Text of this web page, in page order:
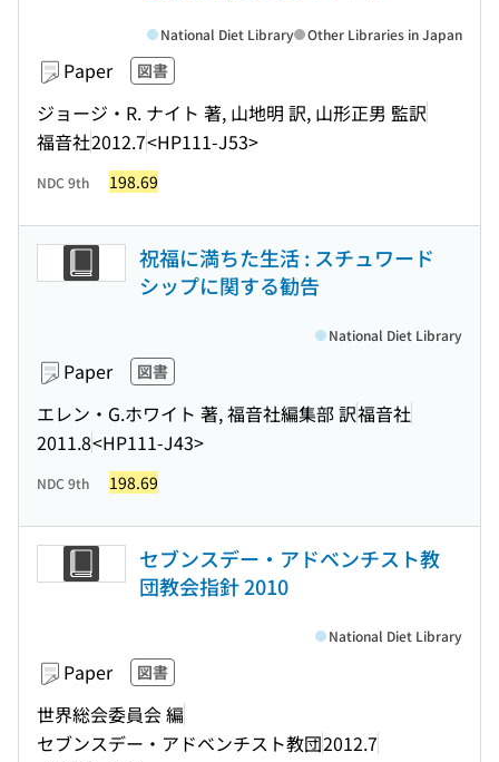
Paper 図書
ジョージ・R. ナイト 著, 山地明 訳, 山形正男 監訳
福音社2012.7<HP111-J53>
National Diet Library Other Libraries in Japan
NDC 9th 198.69
祝福に満ちた生活 : スチュワード
シップに関する勧告
Paper 図書
エレン・G.ホワイト 著, 福音社編集部 訳福音社
2011.8<HP111-J43>
National Diet Library
NDC 9th 198.69
セブンスデー・アドベンチスト教
団教会指針 2010
Paper 図書
世界総会委員会 編
セブンスデー・アドベンチスト教団2012.7
National Diet Library